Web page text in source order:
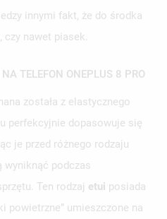
innymi fakt, że do środka
nawet piasek.
TELEFON ONEPLUS 8 PRO
została z elastycznego
perfekcyjnie dopasowuje się
je przed różnego rodzaju
wyniknąć podczas
Ten rodzaj etui posiada
powietrzne” umieszczone na
add_circle_outline
UTWÓRZ LISTĘ ŻYCZEŃ
ZAPISAĆ PRODUKTY NA